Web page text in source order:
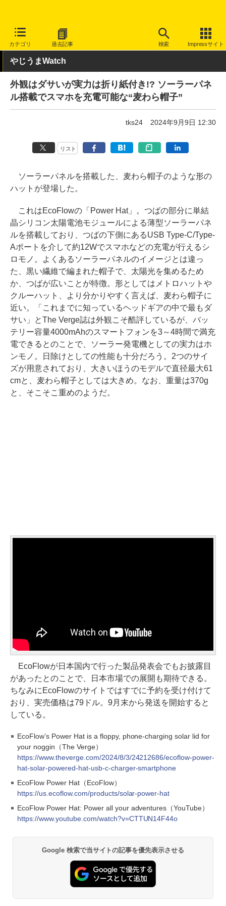
カテゴリ 過去記事 検索 Impressサイト
INTERNET Watch ハードウェア
やじうまWatch
外観はダサいが実力は折り紙付き!? ソーラーパネ
ル搭載でスマホを充電可能な“麦わら帽子”
tks24 2024年9月9日 12:30
リスト
ソーラーパネルを搭載した、麦わら帽子のような形の
ハットが登場した。
これはEcoFlowの「Power Hat」。つばの部分に単結
晶シリコン太陽電池モジュールによる薄型ソーラーパネ
ルを搭載しており、つばの下側にあるUSB Type-C/Type-
Aポートを介して約12Wでスマホなどの充電が行えるシ
ロモノ。よくあるソーラーパネルのイメージとは違っ
た、黒い繊維で編まれた帽子で、太陽光を集めるため
か、つばが広いことが特徴。形としてはメトロハットや
クルーハット、より分かりやすく言えば、麦わら帽子に
近い。「これまでに知っているヘッドギアの中で最もダ
サい」とThe Verge誌は外観こそ酷評しているが、バッ
テリー容量4000mAhのスマートフォンを3～4時間で満充
電できるとのことで、ソーラー発電機としての実力はホ
ンモノ。日除けとしての性能も十分だろう。2つのサイ
ズが用意されており、大きいほうのモデルで直径最大61
cmと、麦わら帽子としては大きめ。なお、重量は370g
と、そこそこ重めのようだ。
EcoFlowが日本国内で行った製品発表会でもお披露目
があったとのことで、日本市場での展開も期待できる。
ちなみにEcoFlowのサイトではすでに予約を受け付けて
おり、実売価格は79ドル。9月末から発送を開始すると
している。
EcoFlow’s Power Hat is a floppy, phone-charging solar lid for
your noggin（The Verge）
https://www.theverge.com/2024/8/3/24212686/ecoflow-power-
hat-solar-powered-hat-usb-c-charger-smartphone
EcoFlow Power Hat（EcoFlow）
https://us.ecoflow.com/products/solar-power-hat
EcoFlow Power Hat: Power all your adventures（YouTube）
https://www.youtube.com/watch?v=CTTUN14F44o
Google 検索で当サイトの記事を優先表示させる